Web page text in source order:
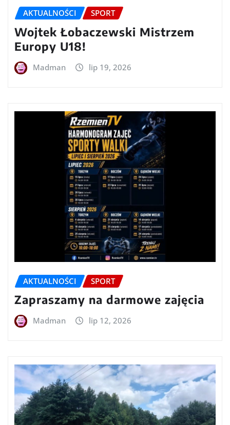
AKTUALNOŚCI SPORT
Wojtek Łobaczewski Mistrzem
Europy U18!
Madman lip 19, 2026
AKTUALNOŚCI SPORT
Zapraszamy na darmowe zajęcia
Madman lip 12, 2026